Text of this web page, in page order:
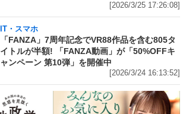
[2026/3/25 17:26:08]
IT・スマホ
「FANZA」7周年記念でVR88作品を含む805タ
イトルが半額! 「FANZA動画」が「50%OFFキ
ャンペーン 第10弾」を開催中
[2026/3/24 16:13:52]